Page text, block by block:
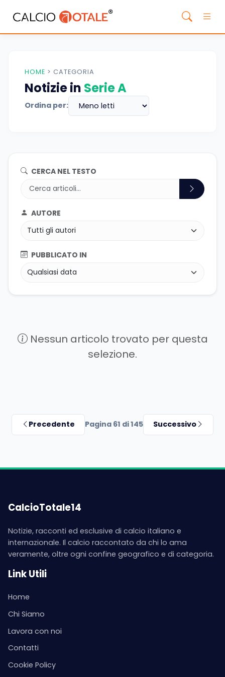
HOME > CATEGORIA
Notizie in Serie A
Ordina per:
CERCA NEL TESTO
AUTORE
PUBBLICATO IN
Nessun articolo trovato per questa
selezione.
Precedente Pagina 61 di 145 Successivo
CalcioTotale14
Notizie, racconti ed esclusive di calcio italiano e
internazionale. Il calcio raccontato da chi lo ama
veramente, oltre ogni confine geografico e di categoria.
Link Utili
Home
Chi Siamo
Lavora con noi
Contatti
Cookie Policy